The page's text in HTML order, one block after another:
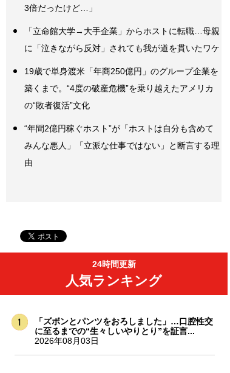
3倍だったけど…」
「立命館大学→大手企業」からホストに転職…母親
に「泣きながら反対」されても我が道を貫いたワケ
19歳で単身渡米「年商250億円」のグループ企業を
築くまで。“4度の破産危機”を乗り越えたアメリカ
の“敗者復活”文化
“年間2億円稼ぐホスト”が「ホストは自分も含めて
みんな悪人」「立派な仕事ではない」と断言する理
由
24時間更新
人気ランキング
「ズボンとパンツをおろしました」…口腔性交
に至るまでの“生々しいやりとり”を証言...
2026年08月03日